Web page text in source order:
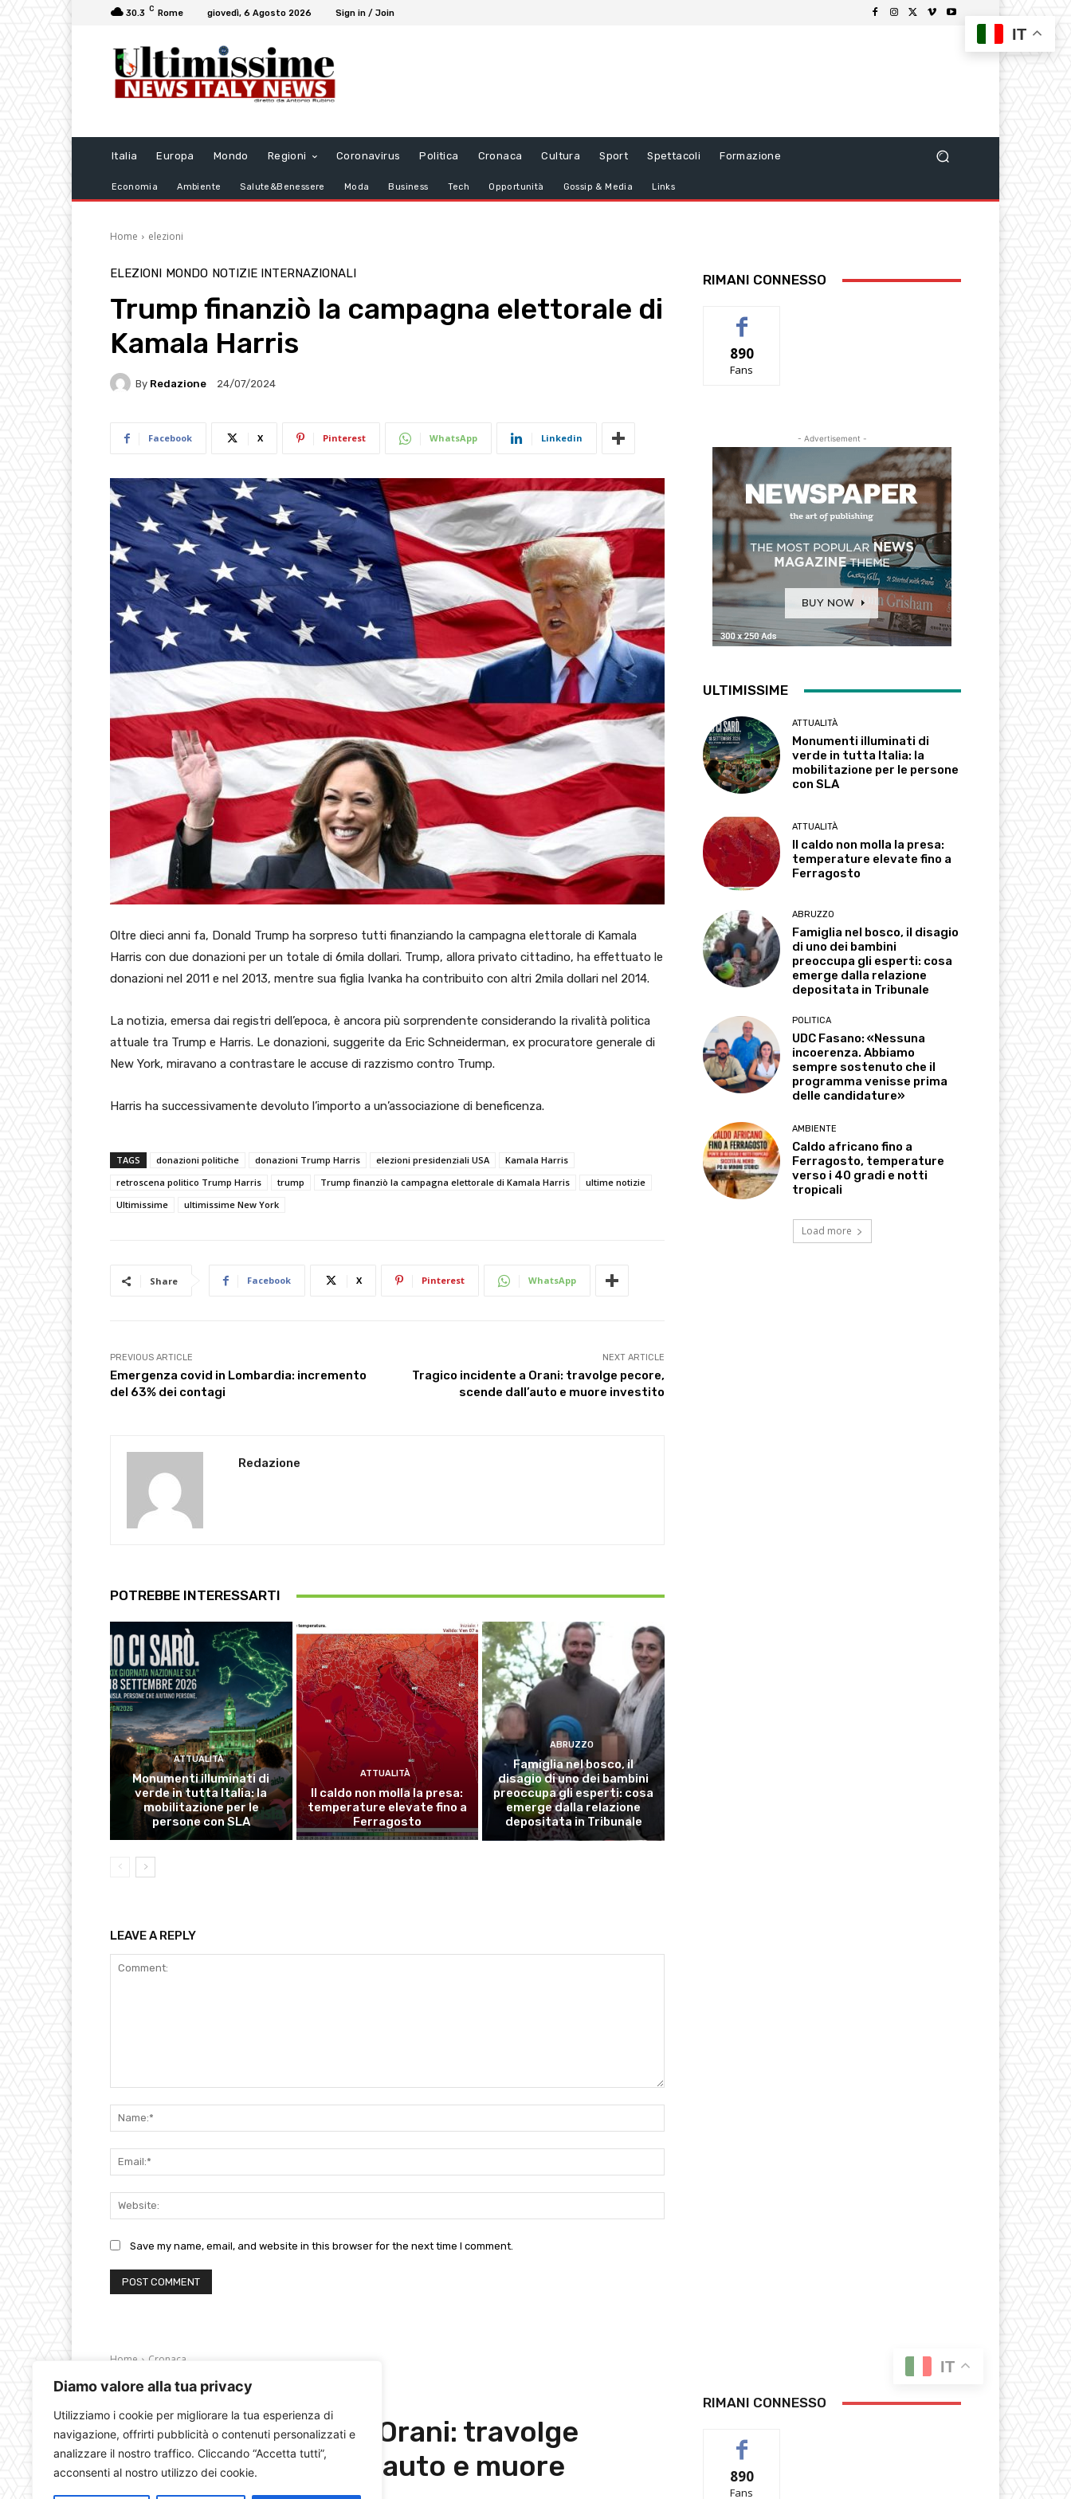
Diamo valore alla tua privacy
Utilizziamo i cookie per migliorare la tua esperienza di
navigazione, offrirti pubblicità o contenuti personalizzati e
analizzare il nostro traffico. Cliccando “Accetta tutti”,
acconsenti al nostro utilizzo dei cookie.
30.3 C Rome giovedì, 6 Agosto 2026 Sign in / Join
Italia Europa Mondo Regioni Coronavirus Politica Cronaca Cultura Sport Spettacoli Formazione
Economia Ambiente Salute&Benessere Moda Business Tech Opportunità Gossip & Media Links
Home elezioni
ELEZIONI MONDO NOTIZIE INTERNAZIONALI
Trump finanziò la campagna elettorale di
Kamala Harris
By Redazione 24/07/2024
Facebook X Pinterest WhatsApp Linkedin
Oltre dieci anni fa, Donald Trump ha sorpreso tutti finanziando la campagna elettorale di Kamala
Harris con due donazioni per un totale di 6mila dollari. Trump, allora privato cittadino, ha effettuato le
donazioni nel 2011 e nel 2013, mentre sua figlia Ivanka ha contribuito con altri 2mila dollari nel 2014.
La notizia, emersa dai registri dell’epoca, è ancora più sorprendente considerando la rivalità politica
attuale tra Trump e Harris. Le donazioni, suggerite da Eric Schneiderman, ex procuratore generale di
New York, miravano a contrastare le accuse di razzismo contro Trump.
Harris ha successivamente devoluto l’importo a un’associazione di beneficenza.
TAGS donazioni politiche donazioni Trump Harris elezioni presidenziali USA
Kamala Harris
retroscena politico Trump Harris
trump Trump finanziò la campagna elettorale di Kamala Harris
ultime notizie
Ultimissime
ultimissime New York
Share Facebook X Pinterest WhatsApp
PREVIOUS ARTICLE
Emergenza covid in Lombardia: incremento
del 63% dei contagi
NEXT ARTICLE
Tragico incidente a Orani: travolge pecore,
scende dall’auto e muore investito
Redazione
POTREBBE INTERESSARTI
ATTUALITÀ
Monumenti illuminati di
verde in tutta Italia: la
mobilitazione per le
persone con SLA
ATTUALITÀ
Il caldo non molla la presa:
temperature elevate fino a
Ferragosto
ABRUZZO
Famiglia nel bosco, il
disagio di uno dei bambini
preoccupa gli esperti: cosa
emerge dalla relazione
depositata in Tribunale
LEAVE A REPLY
Save my name, email, and website in this browser for the next time I comment.
RIMANI CONNESSO
890
Fans
- Advertisement -
ULTIMISSIME
ATTUALITÀ
Monumenti illuminati di
verde in tutta Italia: la
mobilitazione per le persone
con SLA
ATTUALITÀ
Il caldo non molla la presa:
temperature elevate fino a
Ferragosto
ABRUZZO
Famiglia nel bosco, il disagio
di uno dei bambini
preoccupa gli esperti: cosa
emerge dalla relazione
depositata in Tribunale
POLITICA
UDC Fasano: «Nessuna
incoerenza. Abbiamo
sempre sostenuto che il
programma venisse prima
delle candidature»
AMBIENTE
Caldo africano fino a
Ferragosto, temperature
verso i 40 gradi e notti
tropicali
Load more
IT